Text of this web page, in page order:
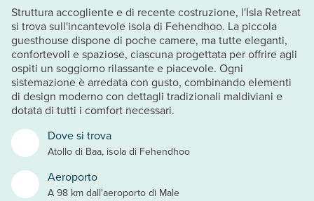
Dove si trova
Atollo di Baa, isola di Fehendhoo
Aeroporto
A 98 km dall'aeroporto di Male
Struttura accogliente e di recente costruzione, l'Isla Retreat
si trova sull'incantevole isola di Fehendhoo. La piccola
guesthouse dispone di poche camere, ma tutte eleganti,
confortevoli e spaziose, ciascuna progettata per offrire agli
ospiti un soggiorno rilassante e piacevole. Ogni
sistemazione è arredata con gusto, combinando elementi
di design moderno con dettagli tradizionali maldiviani e
dotata di tutti i comfort necessari.